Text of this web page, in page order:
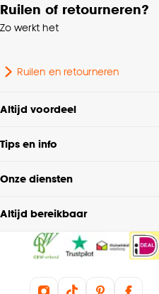
Ruilen of retourneren?
Zo werkt het
Ruilen en retourneren
Altijd voordeel
Tips en info
Onze diensten
Altijd bereikbaar